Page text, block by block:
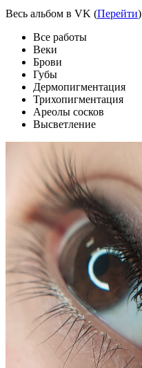
Весь альбом в VK (Перейти)
Все работы
Веки
Брови
Губы
Дермопигментация
Трихопигментация
Ареолы сосков
Высветление